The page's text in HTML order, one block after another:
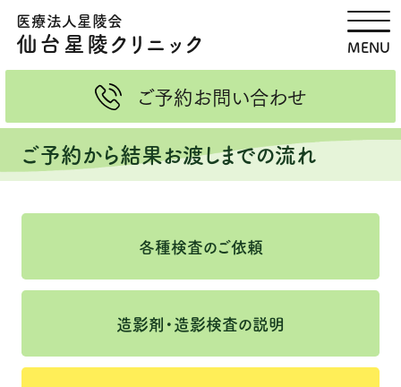
医療法人星陵会
仙台星陵クリニック MENU
脳ドック・健診
新着情報
当院ドックの特徴
健診のご案内
内科診療のご案内
内科診療（外来担当スケジュー
画像検査 MRI・CT
MRI検査
CT検査
紹介状をお持ちの方へ
医療関係者の皆さまへ
各種検査のご依頼
ご予約お問い合わせ
ご予約から結果お渡しまでの流れ
各種検査のご依頼
造影剤・造影検査の説明